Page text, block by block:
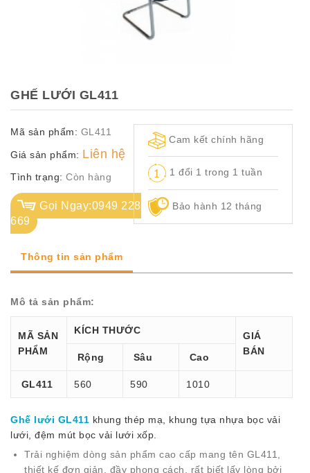
MÃ
CH.
SÁCH
Q.
ĐỊNH
GHẾ LƯỚI GL411
Mã sản phẩm: GL411
Giá sản phẩm: Liên hệ
Tình trạng: Còn hàng
Gọi Ngay:0949 228
669
Cam kết chính hãng
1 đổi 1 trong 1 tuần
Bảo hành 12 tháng
Thông tin sản phẩm
Mô tả sản phẩm:
MÃ SẢN
PHẨM
KÍCH THƯỚC
GIÁ
BÁN
Rộng Sâu Cao
GL411 560 590 1010
Ghế lưới GL411 khung thép mạ, khung tựa nhựa bọc vải
lưới, đệm mút bọc vải lưới xốp.
Trải nghiệm dòng sản phẩm cao cấp mang tên GL411,
thiết kế đơn giản, đầy phong cách, rất biết lấy lòng bởi